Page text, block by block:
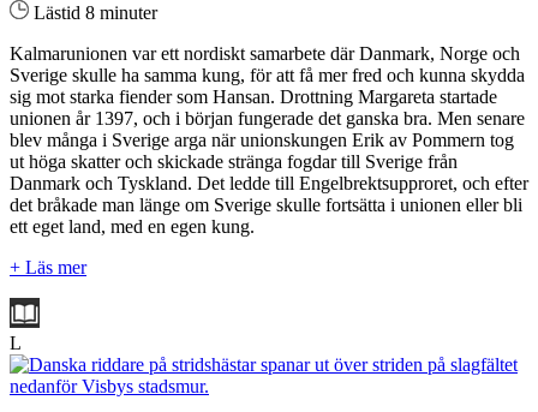
Lästid 8 minuter
Kalmarunionen var ett nordiskt samarbete där Danmark, Norge och
Sverige skulle ha samma kung, för att få mer fred och kunna skydda
sig mot starka fiender som Hansan. Drottning Margareta startade
unionen år 1397, och i början fungerade det ganska bra. Men senare
blev många i Sverige arga när unionskungen Erik av Pommern tog
ut höga skatter och skickade stränga fogdar till Sverige från
Danmark och Tyskland. Det ledde till Engelbrektsupproret, och efter
det bråkade man länge om Sverige skulle fortsätta i unionen eller bli
ett eget land, med en egen kung.
+ Läs mer
L